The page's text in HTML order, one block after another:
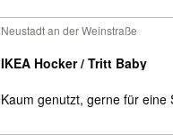
Neustadt an der Weinstraße
IKEA Hocker / Tritt Baby
Kaum genutzt, gerne für eine